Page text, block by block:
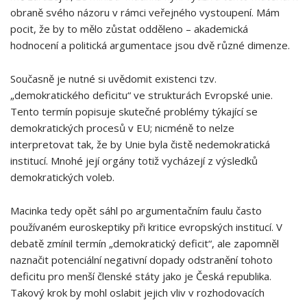
obraně svého názoru v rámci veřejného vystoupení. Mám
pocit, že by to mělo zůstat odděleno – ⁣akademická​
hodnocení a politická​ argumentace jsou dvě různé​ dimenze.
Současně⁤ je nutné si uvědomit existenci tzv.
„demokratického deficitu“ ve ​strukturách Evropské unie.
Tento termín popisuje skutečné problémy týkající se
demokratických procesů v‍ EU; nicméně⁣ to nelze
interpretovat tak, že by Unie byla čistě nedemokratická
institucí. Mnohé její orgány totiž vycházejí z výsledků⁢
demokratických voleb.
Macinka tedy opět sáhl po argumentačním faulu často
používaném euroskeptiky při kritice evropských​ institucí.⁢ V⁢
debatě zmínil termín „demokratický deficit“, ale zapomněl
naznačit potenciální​ negativní ‍dopady odstranění tohoto
deficitu‍ pro menší členské státy jako je Česká republika.
Takový krok by mohl oslabit jejich vliv v rozhodovacích